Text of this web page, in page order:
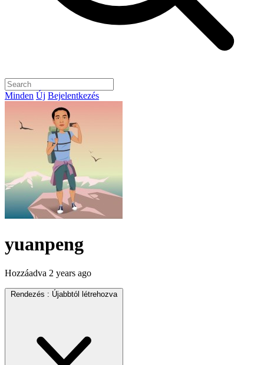
Minden Új Bejelentkezés
yuanpeng
Hozzáadva 2 years ago
Rendezés : Újabbtól létrehozva